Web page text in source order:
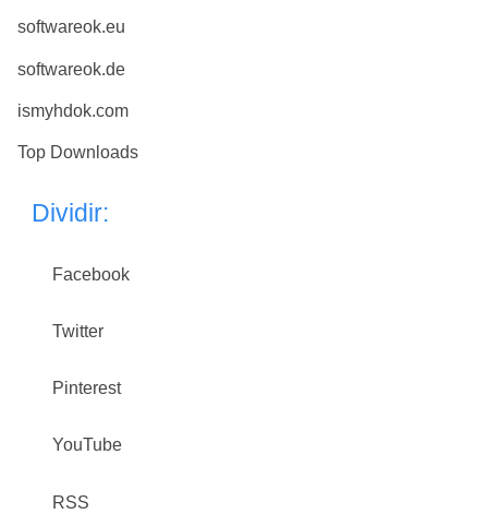
softwareok.eu
softwareok.de
ismyhdok.com
Top Downloads
Dividir:
Facebook
Twitter
Pinterest
YouTube
RSS